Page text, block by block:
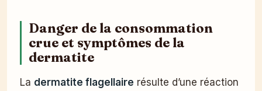
Danger de la consommation
crue et symptômes de la
dermatite
La dermatite flagellaire résulte d’une réaction